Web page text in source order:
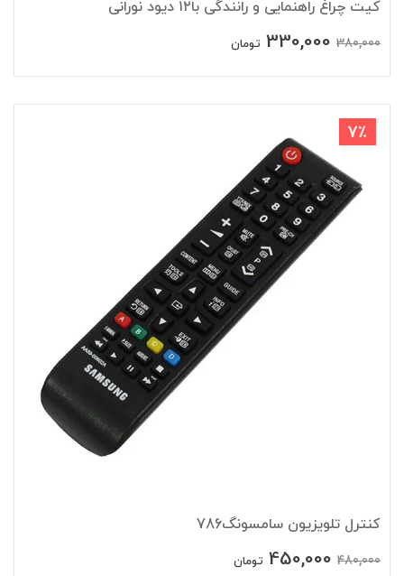
کیت چراغ راهنمایی و رانندگی با۱۲ دیود نورانی
380,000
330,000 تومان
7٪
کنترل تلویزیون سامسونگ786
480,000
450,000 تومان